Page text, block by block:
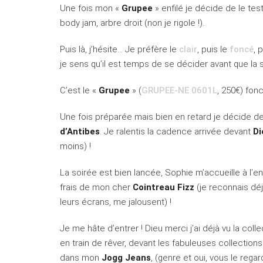
Une fois mon « Grupee » enfilé je décide de le
body jam, arbre droit (non je rigole !).
Puis là, j’hésite… Je préfère le clair, puis le foncé,
je sens qu’il est temps de se décider avant que
C’est le « Grupee » (GRUPEE-NE 0601L, 250€)
Une fois préparée mais bien en retard je décide
d’Antibes. Je ralentis la cadence arrivée devant
moins) !
La soirée est bien lancée, Sophie m’accueille à
frais de mon cher Cointreau Fizz (je reconnais
leurs écrans, me jalousent) !
Je me hâte d’entrer ! Dieu merci j’ai déjà vu la
en train de rêver, devant les fabuleuses
dans mon Jogg Jeans, (genre et oui, vous le